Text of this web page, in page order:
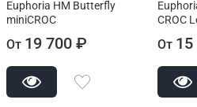
Euphoria HM Butterfly
miniCROC
От 19 700 ₽
CROC
От